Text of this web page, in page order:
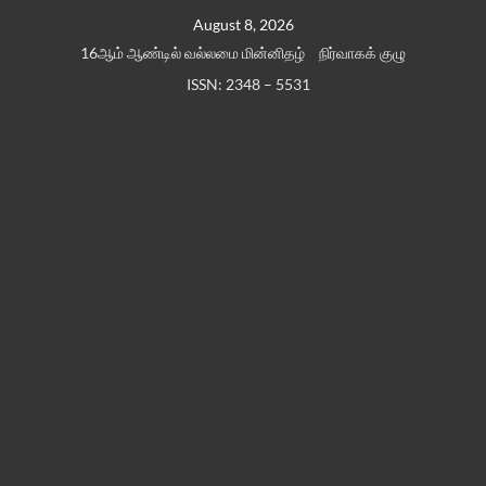
August 8, 2026
16ஆம் ஆண்டில் வல்லமை மின்னிதழ்
நிர்வாகக் குழு
ISSN: 2348 – 5531